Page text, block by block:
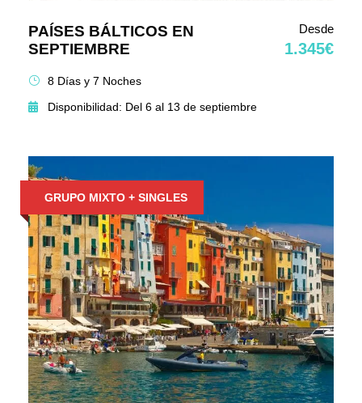
PAÍSES BÁLTICOS EN
SEPTIEMBRE
Desde
1.345€
8 Días y 7 Noches
Disponibilidad: Del 6 al 13 de septiembre
GRUPO MIXTO + SINGLES